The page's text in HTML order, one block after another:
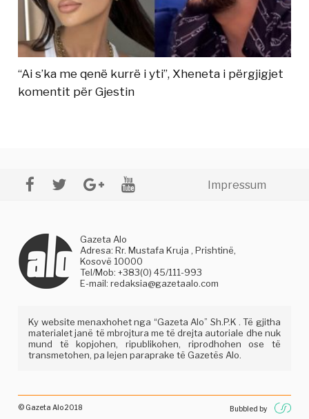
“Ai s’ka me qenë kurrë i yti”, Xheneta i përgjigjet
komentit për Gjestin
Impressum
Gazeta Alo
Adresa: Rr. Mustafa Kruja , Prishtinë,
Kosovë 10000
Tel/Mob: +383(0) 45/111-993
E-mail:redaksia@gazetaalo.com
Ky website menaxhohet nga “Gazeta Alo” Sh.P.K . Të gjitha
materialet janë të mbrojtura me të drejta autoriale dhe nuk
mund të kopjohen, ripublikohen, riprodhohen ose të
transmetohen, pa lejen paraprake të Gazetës Alo.
© Gazeta Alo 2018 Bubbled by